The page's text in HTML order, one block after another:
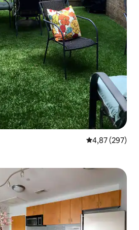
Средна
4,87 (297)